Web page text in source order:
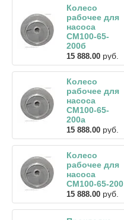
Колесо
рабочее для
насоса
СМ100-65-
200б
15 888.00 руб.
Колесо
рабочее для
насоса
СМ100-65-
200а
15 888.00 руб.
Колесо
рабочее для
насоса
СМ100-65-200
15 888.00 руб.